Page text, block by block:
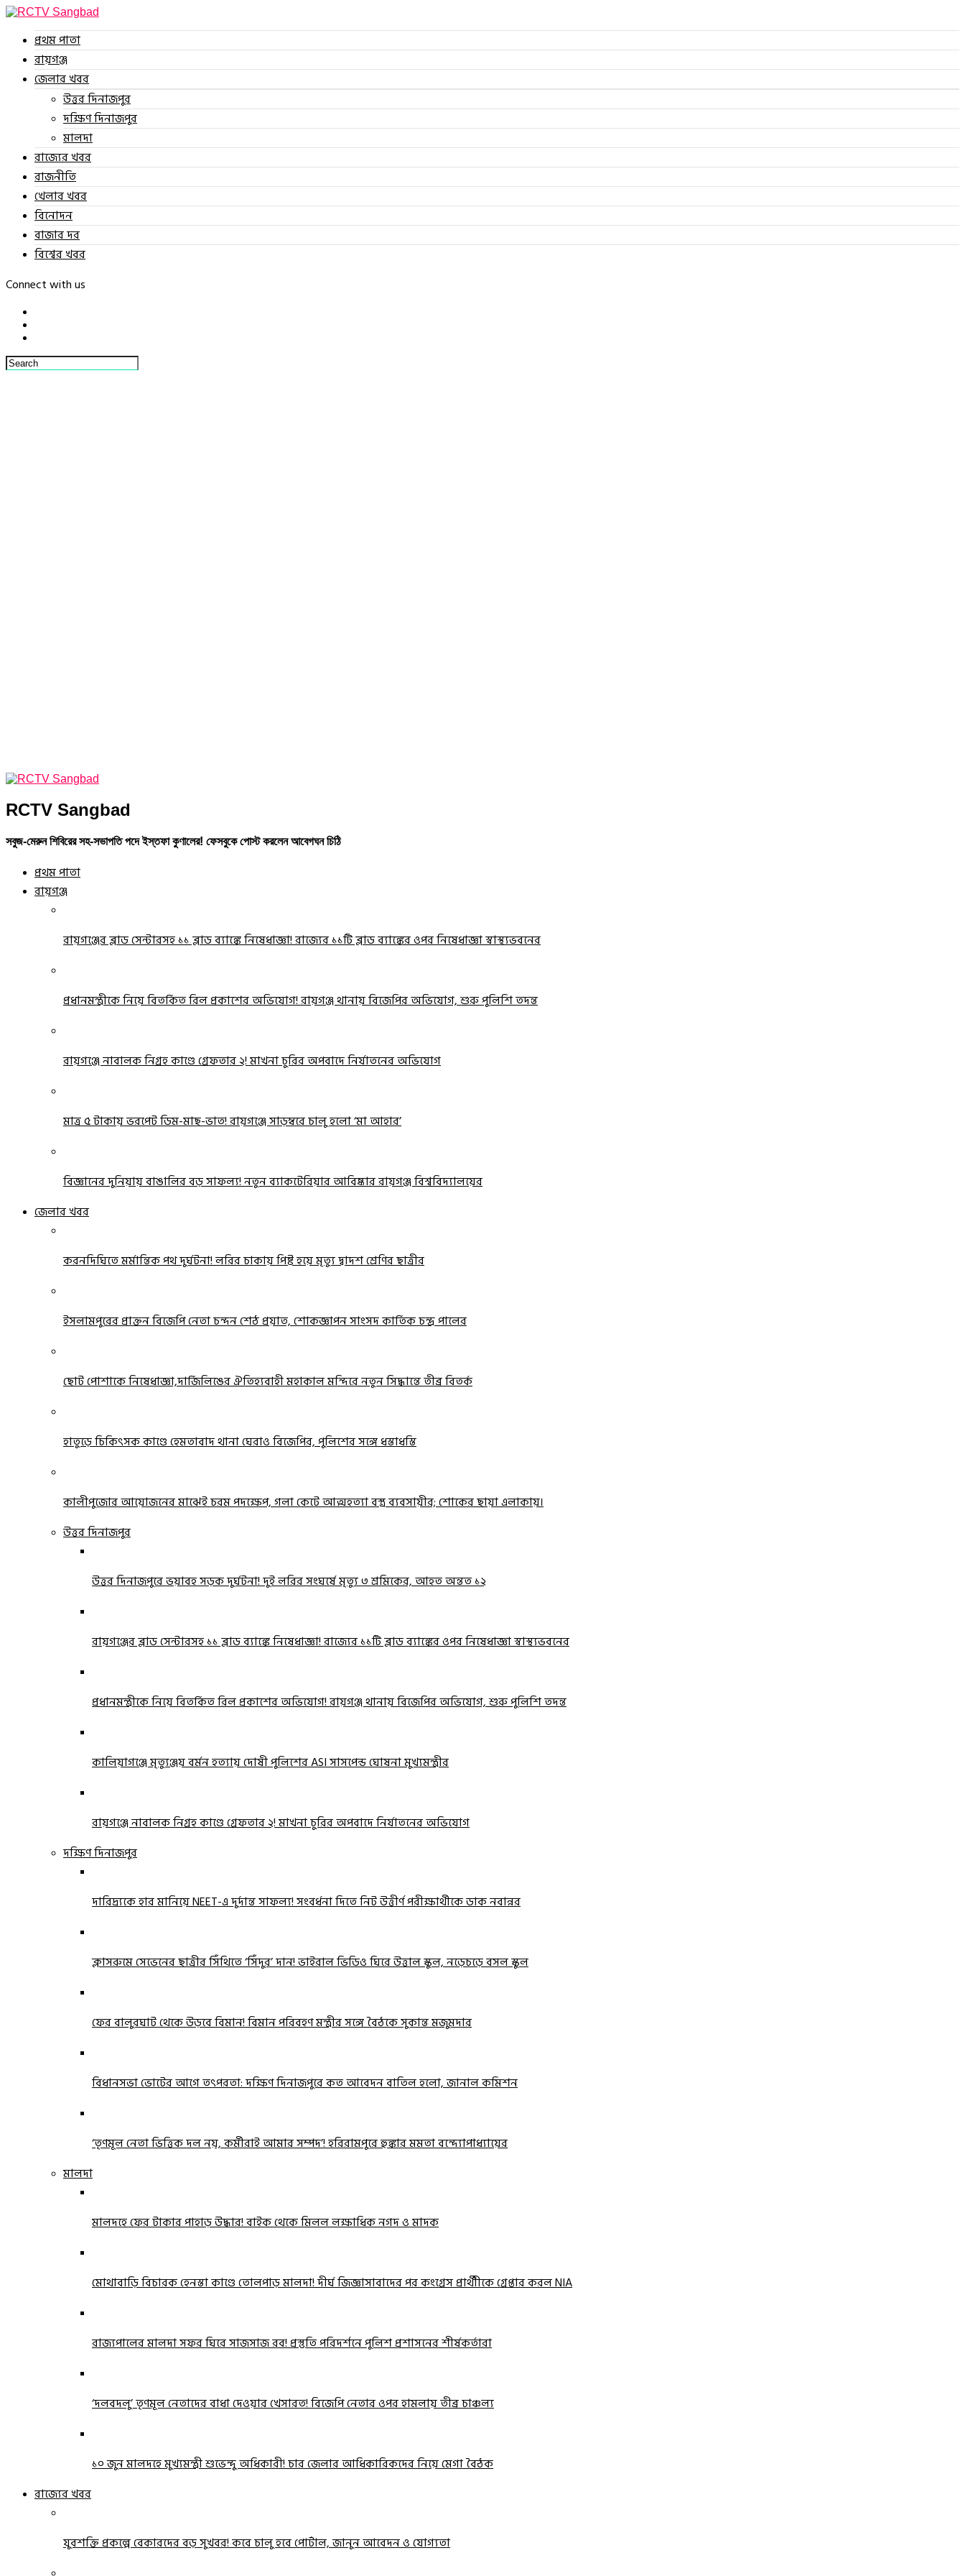
প্রথম পাতা
রায়গঞ্জ
জেলার খবর
উত্তর দিনাজপুর
দক্ষিণ দিনাজপুর
মালদা
রাজ্যের খবর
রাজনীতি
খেলার খবর
বিনোদন
বাজার দর
বিশ্বের খবর
Connect with us
RCTV Sangbad
সবুজ-মেরুন শিবিরের সহ-সভাপতি পদে ইস্তফা কুণালের! ফেসবুকে পোস্ট করলেন আবেগঘন চিঠি
প্রথম পাতা
রায়গঞ্জ
রায়গঞ্জের ব্লাড সেন্টারসহ ১১ ব্লাড ব্যাঙ্কে নিষেধাজ্ঞা! রাজ্যের ১১টি ব্লাড ব্যাঙ্কের ওপর নিষেধাজ্ঞা স্বাস্থ্যভবনের
প্রধানমন্ত্রীকে নিয়ে বিতর্কিত রিল প্রকাশের অভিযোগ! রায়গঞ্জ থানায় বিজেপির অভিযোগ, শুরু পুলিশি তদন্ত
রায়গঞ্জে নাবালক নিগ্রহ কাণ্ডে গ্রেফতার ২! মাখনা চুরির অপবাদে নির্যাতনের অভিযোগ
মাত্র ৫ টাকায় ভরপেট ডিম-মাছ-ভাত! রায়গঞ্জে সাড়ম্বরে চালু হলো ‘মা আহার’
বিজ্ঞানের দুনিয়ায় বাঙালির বড় সাফল্য! নতুন ব্যাকটেরিয়ার আবিষ্কার রায়গঞ্জ বিশ্ববিদ্যালয়ের
জেলার খবর
করনদিঘিতে মর্মান্তিক পথ দুর্ঘটনা! লরির চাকায় পিষ্ট হয়ে মৃত্যু দ্বাদশ শ্রেণির ছাত্রীর
ইসলামপুরের প্রাক্তন বিজেপি নেতা চন্দন শেঠ প্রয়াত, শোকজ্ঞাপন সাংসদ কার্তিক চন্দ্র পালের
ছোট পোশাকে নিষেধাজ্ঞা,দার্জিলিঙের ঐতিহ্যবাহী মহাকাল মন্দিরে নতুন সিদ্ধান্তে তীব্র বিতর্ক
হাতুড়ে চিকিৎসক কাণ্ডে হেমতাবাদ থানা ঘেরাও বিজেপির, পুলিশের সঙ্গে ধস্তাধস্তি
কালীপুজোর আয়োজনের মাঝেই চরম পদক্ষেপ, গলা কেটে আত্মহত্যা বস্ত্র ব্যবসায়ীর; শোকের ছায়া এলাকায়।
উত্তর দিনাজপুর
উত্তর দিনাজপুরে ভয়াবহ সড়ক দুর্ঘটনা! দুই লরির সংঘর্ষে মৃত্যু ৩ শ্রমিকের, আহত অন্তত ১২
রায়গঞ্জের ব্লাড সেন্টারসহ ১১ ব্লাড ব্যাঙ্কে নিষেধাজ্ঞা! রাজ্যের ১১টি ব্লাড ব্যাঙ্কের ওপর নিষেধাজ্ঞা স্বাস্থ্যভবনের
প্রধানমন্ত্রীকে নিয়ে বিতর্কিত রিল প্রকাশের অভিযোগ! রায়গঞ্জ থানায় বিজেপির অভিযোগ, শুরু পুলিশি তদন্ত
কালিয়াগঞ্জে মৃত্যুঞ্জয় বর্মন হত্যায় দোষী পুলিশের ASI সাসপেন্ড ঘোষনা মুখ্যমন্ত্রীর
রায়গঞ্জে নাবালক নিগ্রহ কাণ্ডে গ্রেফতার ২! মাখনা চুরির অপবাদে নির্যাতনের অভিযোগ
দক্ষিণ দিনাজপুর
দারিদ্র্যকে হার মানিয়ে NEET-এ দুর্দান্ত সাফল্য! সংবর্ধনা দিতে নিট উত্তীর্ণ পরীক্ষার্থীকে ডাক নবান্নর
ক্লাসরুমে সেভেনের ছাত্রীর সিঁথিতে ‘সিঁদুর’ দান! ভাইরাল ভিডিও ঘিরে উত্তাল স্কুল, নড়েচড়ে বসল স্কুল
ফের বালুরঘাট থেকে উড়বে বিমান! বিমান পরিবহণ মন্ত্রীর সঙ্গে বৈঠকে সুকান্ত মজুমদার
বিধানসভা ভোটের আগে তৎপরতা: দক্ষিণ দিনাজপুরে কত আবেদন বাতিল হলো, জানাল কমিশন
‘তৃণমূল নেতা ভিত্তিক দল নয়, কর্মীরাই আমার সম্পদ’! হরিরামপুরে হুঙ্কার মমতা বন্দ্যোপাধ্যায়ের
মালদা
মালদহে ফের টাকার পাহাড় উদ্ধার! বাইক থেকে মিলল লক্ষাধিক নগদ ও মাদক
মোথাবাড়ি বিচারক হেনস্তা কাণ্ডে তোলপাড় মালদা! দীর্ঘ জিজ্ঞাসাবাদের পর কংগ্রেস প্রার্থীীকে গ্রেপ্তার করল NIA
রাজ্যপালের মালদা সফর ঘিরে সাজসাজ রব! প্রস্তুতি পরিদর্শনে পুলিশ প্রশাসনের শীর্ষকর্তারা
‘দলবদলু’ তৃণমূল নেতাদের বাধা দেওয়ার খেসারত! বিজেপি নেতার ওপর হামলায় তীব্র চাঞ্চল্য
১০ জুন মালদহে মুখ্যমন্ত্রী শুভেন্দু অধিকারী! চার জেলার আধিকারিকদের নিয়ে মেগা বৈঠক
রাজ্যের খবর
যুবশক্তি প্রকল্পে বেকারদের বড় সুখবর! কবে চালু হবে পোর্টাল, জানুন আবেদন ও যোগ্যতা